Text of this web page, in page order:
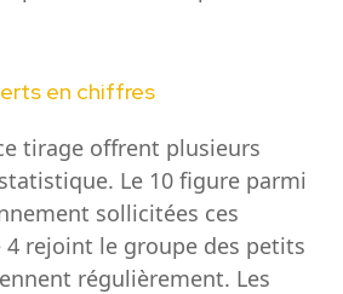
en chiffres
tirage offrent plusieurs
Le 10 figure parmi
sollicitées ces
4 rejoint le groupe des petits
régulièrement. Les